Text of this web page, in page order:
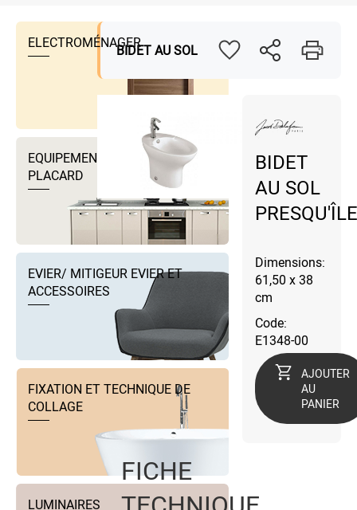
ELECTROMÉNAGER
EQUIPEMENTS DRESSING ET
PLACARD
EVIER/ MITIGEUR EVIER ET
ACCESSOIRES
FIXATION ET TECHNIQUE DE
COLLAGE
LUMINAIRES
BIDET AU SOL
BIDET
AU SOL
Dimensions:
61,50 x 38
cm
Code:
E1348-00
AJOUTER
AU
PANIER
FICHE